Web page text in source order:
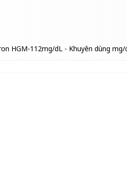
HGM-112mg/dL - Khuyên dùng mg/